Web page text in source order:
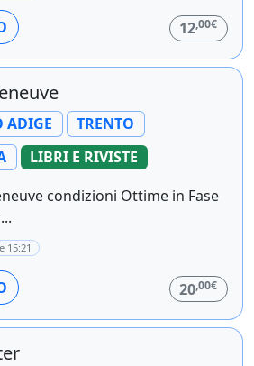
12,00€
ADIGE
TRENTO
LIBRI E RIVISTE
condizioni Ottime in Fase
15:21
20,00€